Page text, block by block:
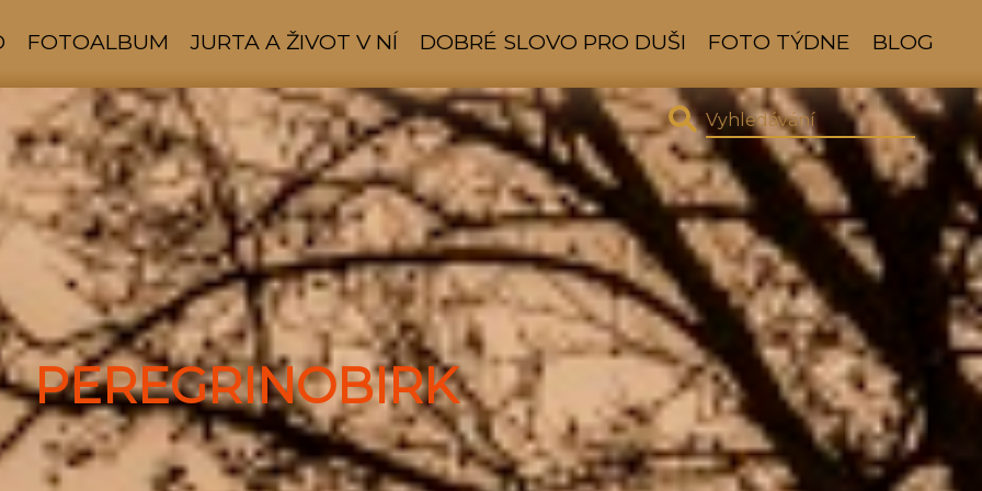
FOTOALBUM JURTA A ŽIVOT V NÍ DOBRÉ SLOVO PRO DUŠI FOTO TÝDNE BLOG
PEREGRINOBIRK